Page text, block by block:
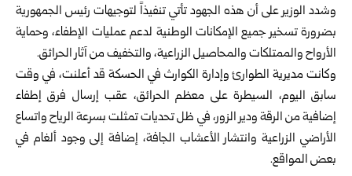
وشدد الوزير على أن هذه الجهود تأتي تنفيذاً لتوجيهات رئيس الجمهورية
بضرورة تسخير جميع الإمكانات الوطنية لدعم عمليات الإطفاء، وحماية
الأرواح والممتلكات والمحاصيل الزراعية، والتخفيف من آثار الحرائق.
وكانت مديرية الطوارئ وإدارة الكوارث في الحسكة قد أعلنت، في وقت
سابق اليوم، السيطرة على معظم الحرائق، عقب إرسال فرق إطفاء
إضافية من الرقة ودير الزور، في ظل تحديات تمثلت بسرعة الرياح واتساع
الأراضي الزراعية وانتشار الأعشاب الجافة، إضافة إلى وجود ألغام في
بعض المواقع.